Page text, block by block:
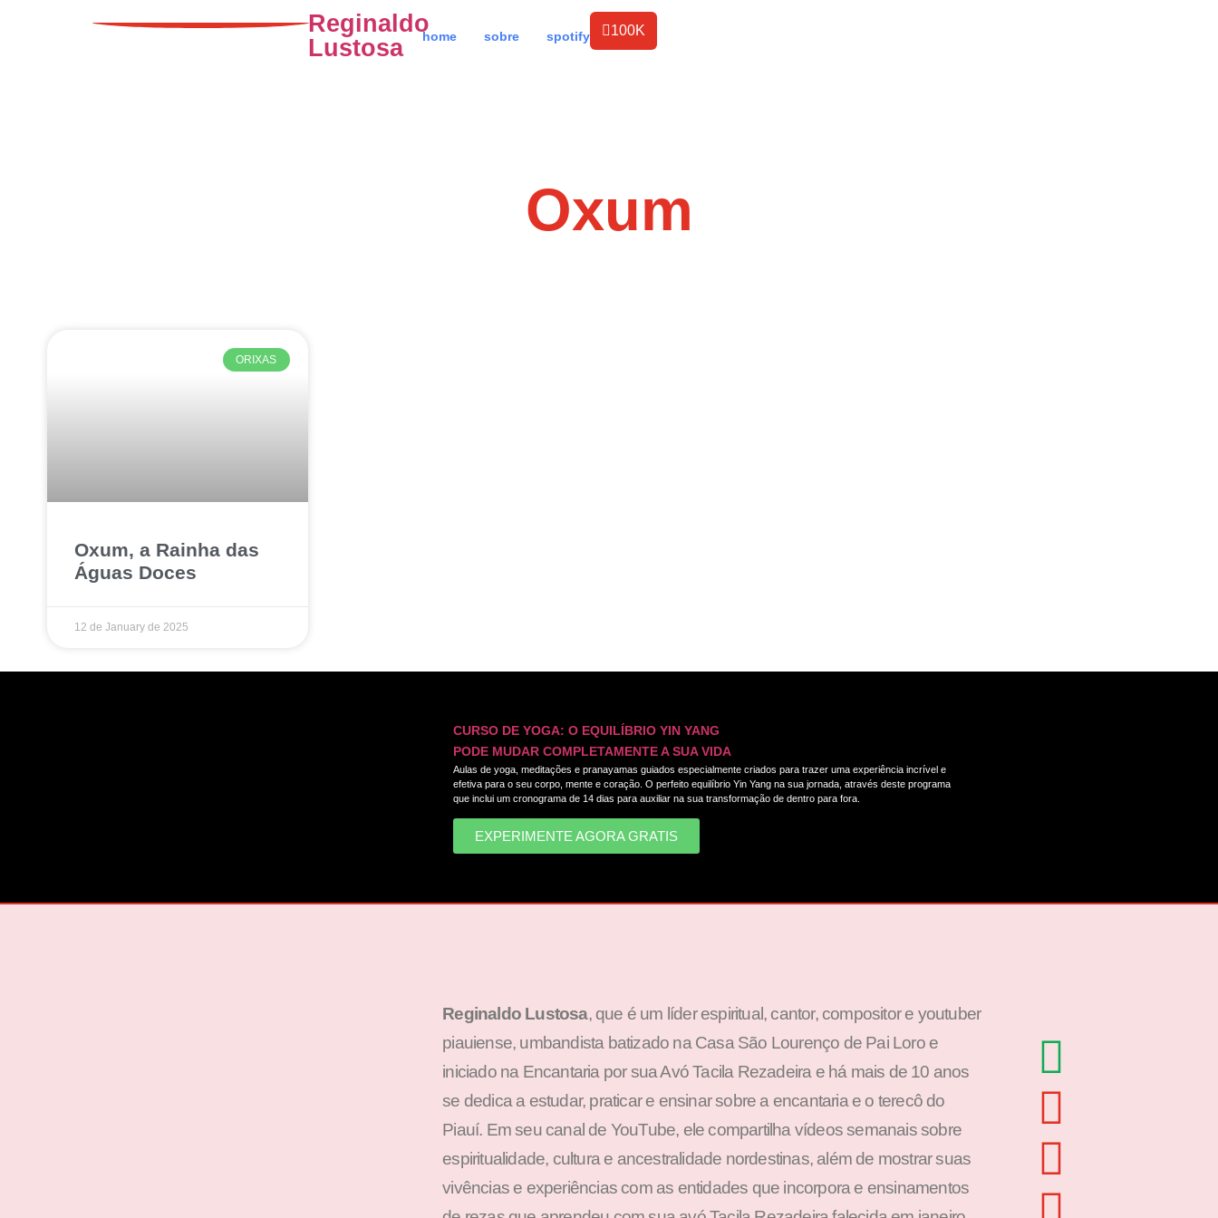
Reginaldo
Lustosa
home sobre spotify 100K
Oxum
ORIXAS
Oxum, a Rainha das
Águas Doces
12 de January de 2025
CURSO DE YOGA: O EQUILÍBRIO YIN YANG
PODE MUDAR COMPLETAMENTE A SUA VIDA
Aulas de yoga, meditações e pranayamas guiados especialmente criados para trazer uma experiência incrível e
efetiva para o seu corpo, mente e coração. O perfeito equilíbrio Yin Yang na sua jornada, através deste programa
que inclui um cronograma de 14 dias para auxiliar na sua transformação de dentro para fora.
EXPERIMENTE AGORA GRATIS
Reginaldo Lustosa, que é um líder espiritual, cantor, compositor e youtuber
piauiense, umbandista batizado na Casa São Lourenço de Pai Loro e
iniciado na Encantaria por sua Avó Tacila Rezadeira e há mais de 10 anos
se dedica a estudar, praticar e ensinar sobre a encantaria e o terecô do
Piauí. Em seu canal de YouTube, ele compartilha vídeos semanais sobre
espiritualidade, cultura e ancestralidade nordestinas, além de mostrar suas
vivências e experiências com as entidades que incorpora e ensinamentos